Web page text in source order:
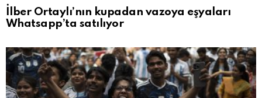
İlber Ortaylı’nın kupadan vazoya eşyaları
Whatsapp’ta satılıyor